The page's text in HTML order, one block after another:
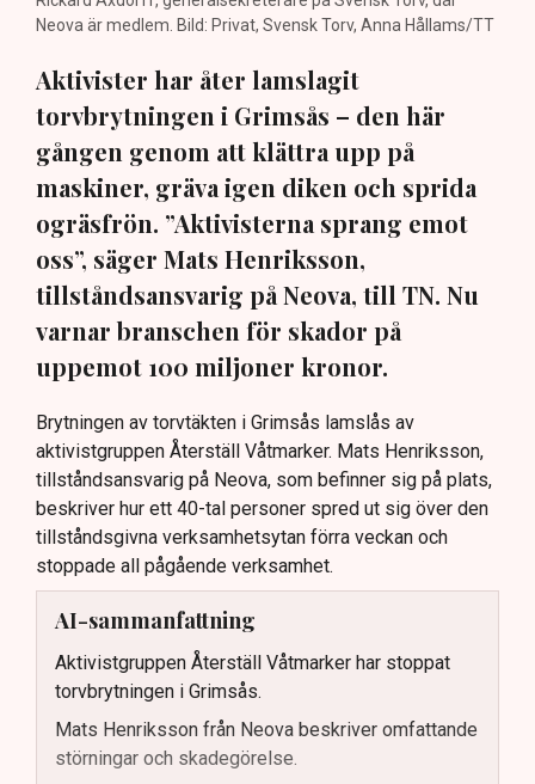
Neova är medlem. Bild: Privat, Svensk Torv, Anna Hållams/TT
Aktivister har åter lamslagit
torvbrytningen i Grimsås – den här
gången genom att klättra upp på
maskiner, gräva igen diken och sprida
ogräsfrön. ”Aktivisterna sprang emot
oss”, säger Mats Henriksson,
tillståndsansvarig på Neova, till TN. Nu
varnar branschen för skador på
uppemot 100 miljoner kronor.
Brytningen av torvtäkten i Grimsås lamslås av
aktivistgruppen Återställ Våtmarker. Mats Henriksson,
tillståndsansvarig på Neova, som befinner sig på plats,
beskriver hur ett 40-tal personer spred ut sig över den
tillståndsgivna verksamhetsytan förra veckan och
stoppade all pågående verksamhet.
AI-sammanfattning
Aktivistgruppen Återställ Våtmarker har stoppat
torvbrytningen i Grimsås.
Mats Henriksson från Neova beskriver omfattande
störningar och skadegörelse.